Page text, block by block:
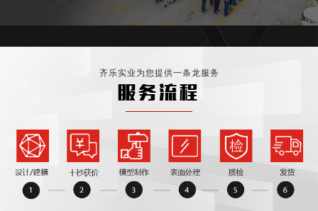
齐乐实业为您提供一条龙服务
服务流程